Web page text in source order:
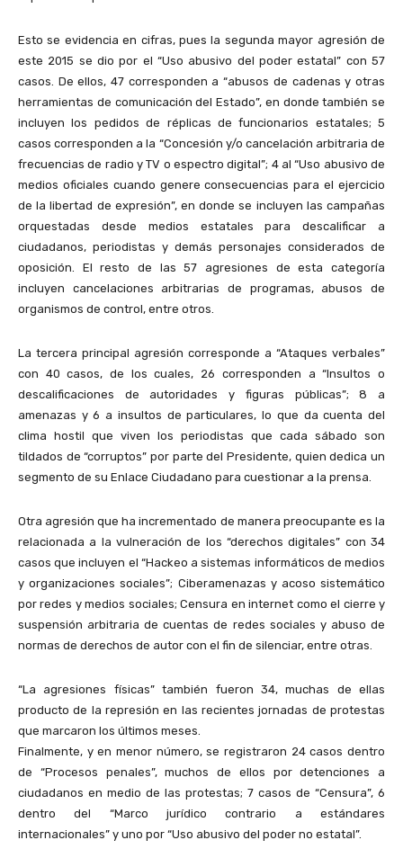
Esto se evidencia en cifras, pues la segunda mayor agresión de
este 2015 se dio por el “Uso abusivo del poder estatal” con 57
casos. De ellos, 47 corresponden a “abusos de cadenas y otras
herramientas de comunicación del Estado”, en donde también se
incluyen los pedidos de réplicas de funcionarios estatales; 5
casos corresponden a la “Concesión y/o cancelación arbitraria de
frecuencias de radio y TV o espectro digital”; 4 al “Uso abusivo de
medios oficiales cuando genere consecuencias para el ejercicio
de la libertad de expresión”, en donde se incluyen las campañas
orquestadas desde medios estatales para descalificar a
ciudadanos, periodistas y demás personajes considerados de
oposición. El resto de las 57 agresiones de esta categoría
incluyen cancelaciones arbitrarias de programas, abusos de
organismos de control, entre otros.
La tercera principal agresión corresponde a “Ataques verbales”
con 40 casos, de los cuales, 26 corresponden a “Insultos o
descalificaciones de autoridades y figuras públicas”; 8 a
amenazas y 6 a insultos de particulares, lo que da cuenta del
clima hostil que viven los periodistas que cada sábado son
tildados de “corruptos” por parte del Presidente, quien dedica un
segmento de su Enlace Ciudadano para cuestionar a la prensa.
Otra agresión que ha incrementado de manera preocupante es la
relacionada a la vulneración de los “derechos digitales” con 34
casos que incluyen el “Hackeo a sistemas informáticos de medios
y organizaciones sociales”; Ciberamenazas y acoso sistemático
por redes y medios sociales; Censura en internet como el cierre y
suspensión arbitraria de cuentas de redes sociales y abuso de
normas de derechos de autor con el fin de silenciar, entre otras.
“La agresiones físicas” también fueron 34, muchas de ellas
producto de la represión en las recientes jornadas de protestas
que marcaron los últimos meses.
Finalmente, y en menor número, se registraron 24 casos dentro
de “Procesos penales”, muchos de ellos por detenciones a
ciudadanos en medio de las protestas; 7 casos de “Censura”, 6
dentro del “Marco jurídico contrario a estándares
internacionales” y uno por “Uso abusivo del poder no estatal”.